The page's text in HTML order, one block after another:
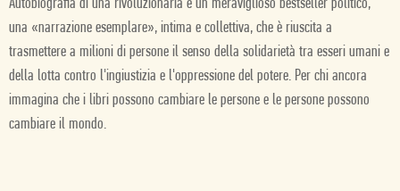
Autobiografia di una rivoluzionaria è un meraviglioso bestseller politico,
una «narrazione esemplare», intima e collettiva, che è riuscita a
trasmettere a milioni di persone il senso della solidarietà tra esseri umani e
della lotta contro l'ingiustizia e l'oppressione del potere. Per chi ancora
immagina che i libri possono cambiare le persone e le persone possono
cambiare il mondo.